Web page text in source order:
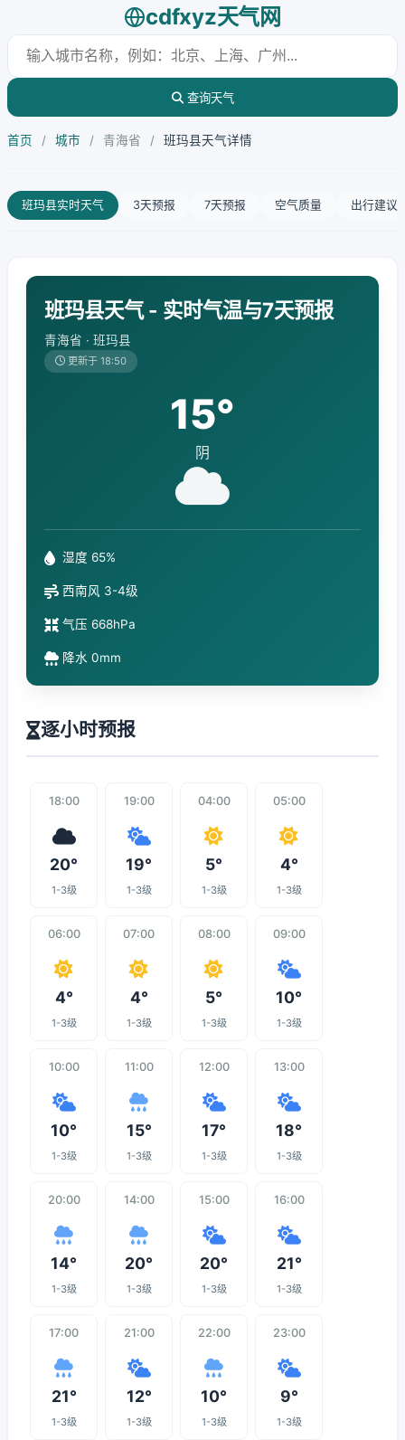
cdfxyz天气网
查询天气
首页 / 城市 / 青海省 / 班玛县天气详情
班玛县实时天气 3天预报 7天预报 空气质量 出行建议
班玛县天气 - 实时气温与7天预报
青海省 · 班玛县
更新于 18:50
15°
阴
湿度 65%
西南风 3-4级
气压 668hPa
降水 0mm
逐小时预报
18:00
20°
1-3级
19:00
19°
1-3级
04:00
5°
1-3级
05:00
4°
1-3级
06:00
4°
1-3级
07:00
4°
1-3级
08:00
5°
1-3级
09:00
10°
1-3级
10:00
10°
1-3级
11:00
15°
1-3级
12:00
17°
1-3级
13:00
18°
1-3级
20:00
14°
1-3级
14:00
20°
1-3级
15:00
20°
1-3级
16:00
21°
1-3级
17:00
21°
1-3级
21:00
12°
1-3级
22:00
10°
1-3级
23:00
9°
1-3级